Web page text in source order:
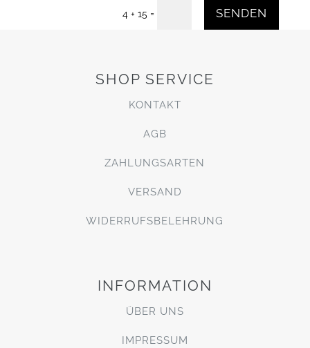
4 + 15 = SENDEN
SHOP SERVICE
KONTAKT
AGB
ZAHLUNGSARTEN
VERSAND
WIDERRUFSBELEHRUNG
INFORMATION
ÜBER UNS
IMPRESSUM